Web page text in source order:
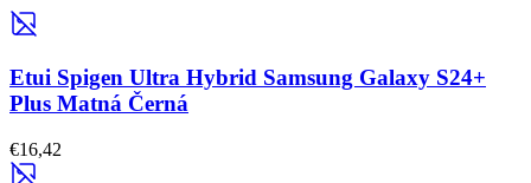
Etui Spigen Ultra Hybrid Samsung Galaxy S24+
Plus Matná Černá
€16,42